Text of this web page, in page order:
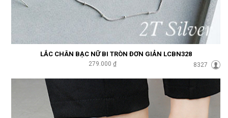
LẮC CHÂN BẠC NỮ BI TRÒN ĐƠN GIẢN LCBN328
279.000 ₫ 8327